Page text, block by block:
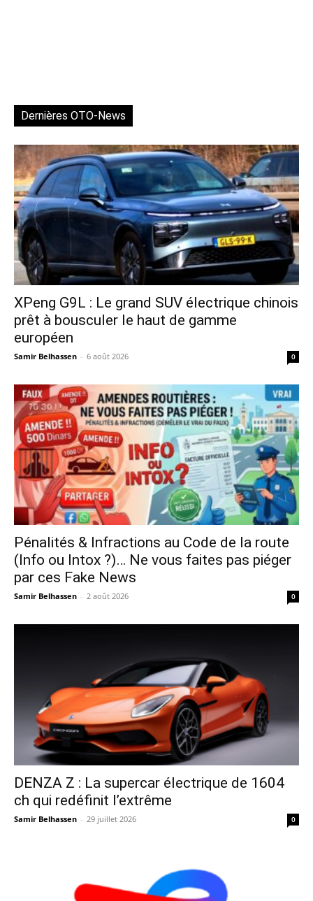
Dernières OTO-News
XPeng G9L : Le grand SUV électrique chinois
prêt à bousculer le haut de gamme
européen
Samir Belhassen - 6 août 2026 0
Pénalités & Infractions au Code de la route
(Info ou Intox ?)… Ne vous faites pas piéger
par ces Fake News
Samir Belhassen - 2 août 2026 0
DENZA Z : La supercar électrique de 1604
ch qui redéfinit l’extrême
Samir Belhassen - 29 juillet 2026 0